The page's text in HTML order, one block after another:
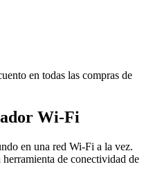
en todas las compras de
Wi-Fi
en una red Wi-Fi a la vez.
de conectividad de